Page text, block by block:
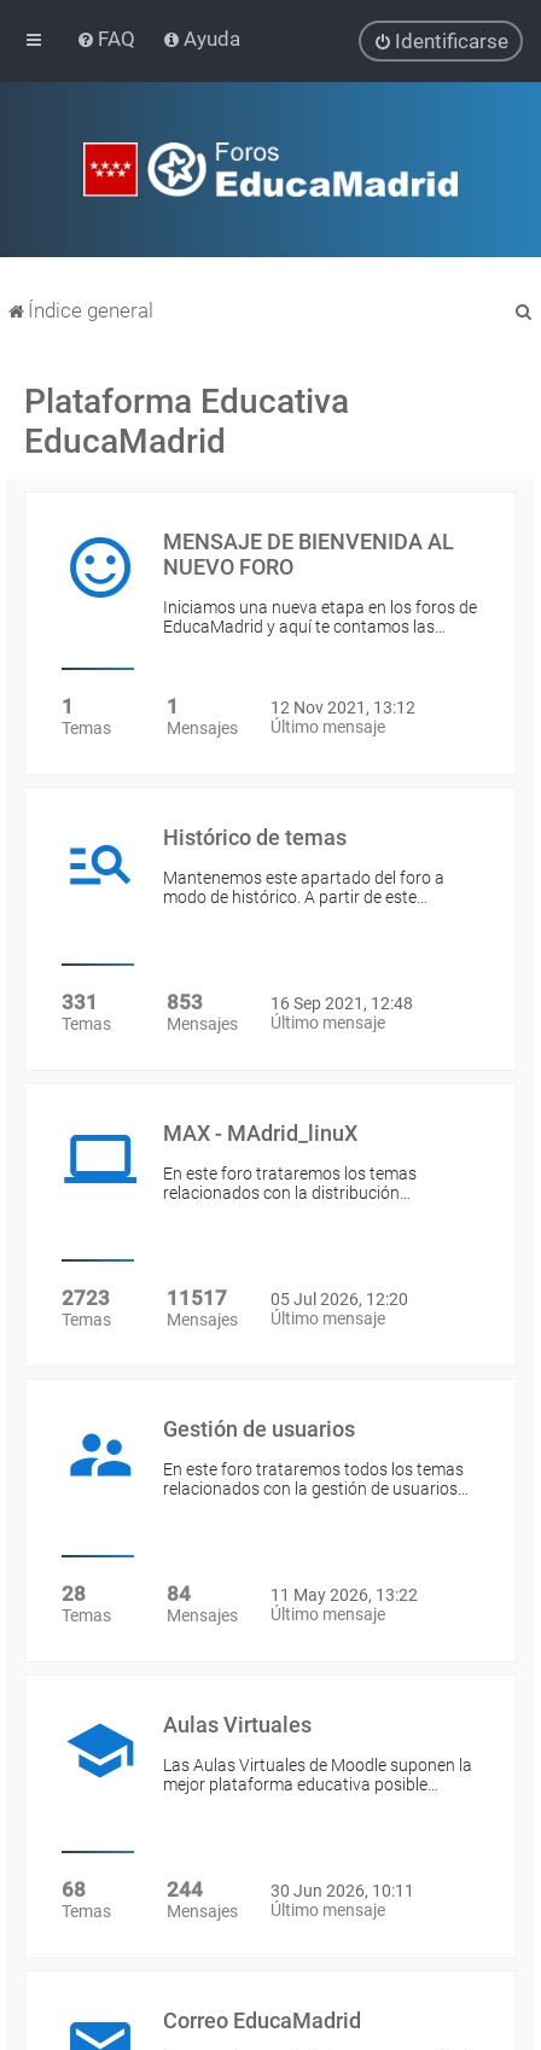
FAQ Ayuda Identificarse
Índice general
Plataforma Educativa
EducaMadrid
MENSAJE DE BIENVENIDA AL
NUEVO FORO
Iniciamos una nueva etapa en los foros de
EducaMadrid y aquí te contamos las…
1
Temas
1
Mensajes
12 Nov 2021, 13:12
Último mensaje
Histórico de temas
Mantenemos este apartado del foro a
modo de histórico. A partir de este…
331
Temas
853
Mensajes
16 Sep 2021, 12:48
Último mensaje
MAX - MAdrid_linuX
En este foro trataremos los temas
relacionados con la distribución…
2723
Temas
11517
Mensajes
05 Jul 2026, 12:20
Último mensaje
Gestión de usuarios
En este foro trataremos todos los temas
relacionados con la gestión de usuarios…
28
Temas
84
Mensajes
11 May 2026, 13:22
Último mensaje
Aulas Virtuales
Las Aulas Virtuales de Moodle suponen la
mejor plataforma educativa posible…
68
Temas
244
Mensajes
30 Jun 2026, 10:11
Último mensaje
Correo EducaMadrid